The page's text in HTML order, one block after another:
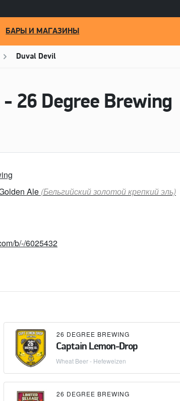
БАРЫ И МАГАЗИНЫ
Duval Devil
26 Degree Brewing
Ale (Бельгийский золотой крепкий эль)
b/-/6025432
26 DEGREE BREWING
Captain Lemon-Drop
Wheat Beer - Hefeweizen
26 DEGREE BREWING